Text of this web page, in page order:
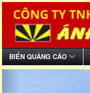
BIỂN QUẢNG CÁO